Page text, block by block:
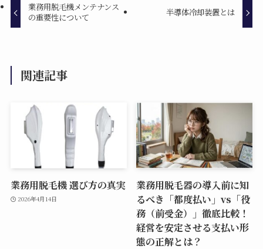
業務用脱毛機メンテナンス
の重要性について
半導体冷却装置とは
関連記事
業務用脱毛機 選び方の真実
2026年4月14日
業務用脱毛器の導入前に知
るべき「都度払い」vs「役
務（前受金）」徹底比較！
経営を安定させる支払い形
態の正解とは？